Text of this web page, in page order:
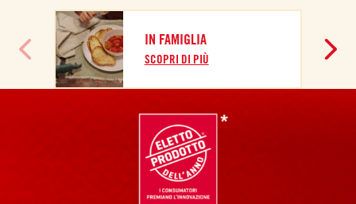
IN FAMIGLIA
SCOPRI DI PIÙ